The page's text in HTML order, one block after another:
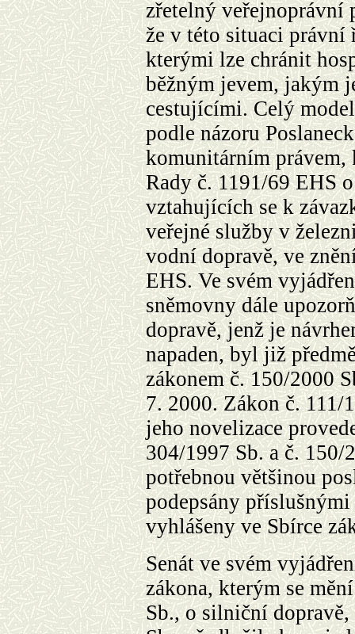
zřetelný veřejnoprávní
že v této situaci právní
kterými lze chránit
běžným jevem, jakým
cestujícími. Celý
podle názoru
komunitárnímprávem,
Rady č. 1191/69 EHS
vztahujících se k
veřejné služby v
vodní dopravě, ve
EHS. Ve svém
sněmovny dále
dopravě, jenž je
napaden, byl již
zákonem č. 150/2000
7. 2000. Zákon č. 111/
jeho novelizace
304/1997 Sb. a č.
potřebnou většinou
podepsány
vyhlášeny ve Sbírce
Senát ve svém
zákona, kterým se
Sb., o silniční